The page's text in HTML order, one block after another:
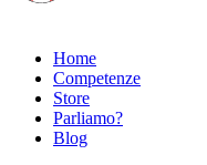
Home
Competenze
Store
Parliamo?
Blog